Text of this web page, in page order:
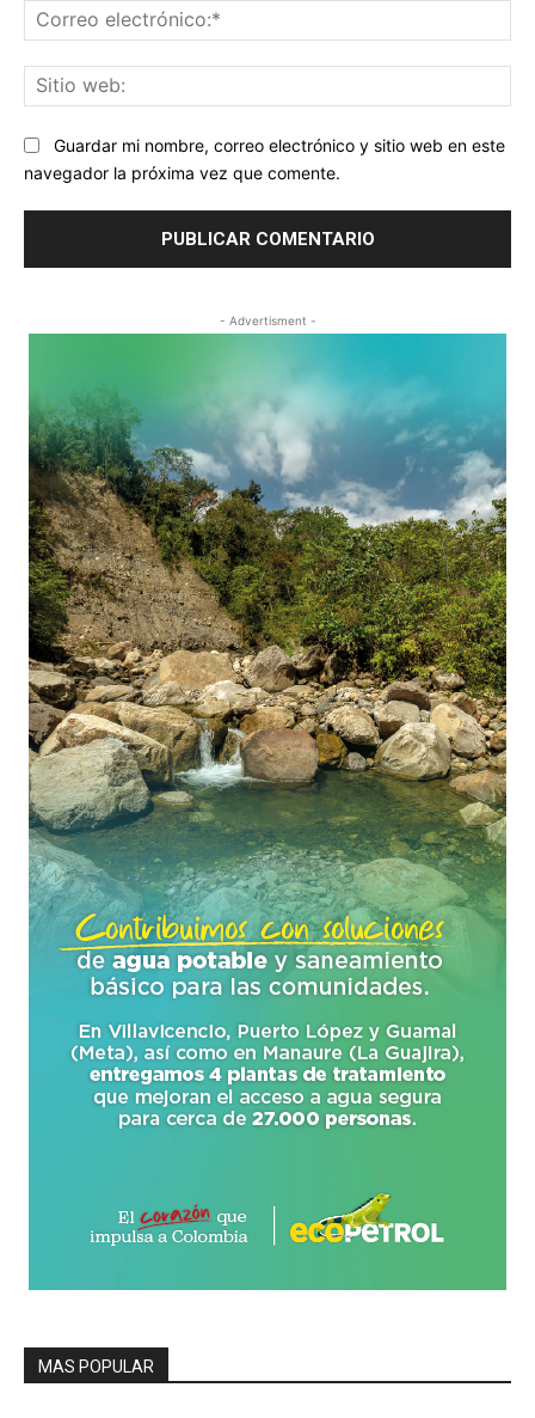
Guardar mi nombre, correo electrónico y sitio web en este
navegador la próxima vez que comente.
- Advertisment -
MAS POPULAR